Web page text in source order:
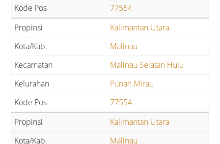
77554
Kalimantan Utara
Malinau
Malinau Selatan Hulu
Punan Mirau
77554
Kalimantan Utara
Malinau